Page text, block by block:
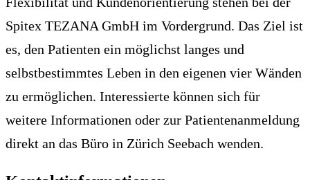
Spitex TEZANA GmbH im Vordergrund. Das Ziel ist
es, den Patienten ein möglichst langes und
selbstbestimmtes Leben in den eigenen vier Wänden
zu ermöglichen. Interessierte können sich für
weitere Informationen oder zur Patientenanmeldung
direkt an das Büro in Zürich Seebach wenden.